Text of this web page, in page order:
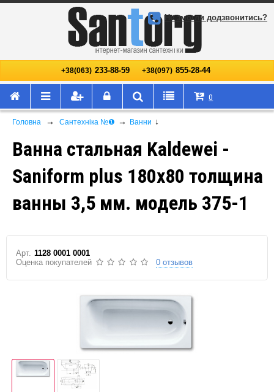
+38(063) 233-88-59 +38(097) 855-28-44
Не змогли додзвонитись?
0
Головна → Сантехніка №❶ → Ванни ↓
Ванна стальная Kaldewei -
Saniform plus 180x80 толщина
ванны 3,5 мм. модель 375-1
Арт. 1128 0001 0001
Оценка покупателей
0 отзывов